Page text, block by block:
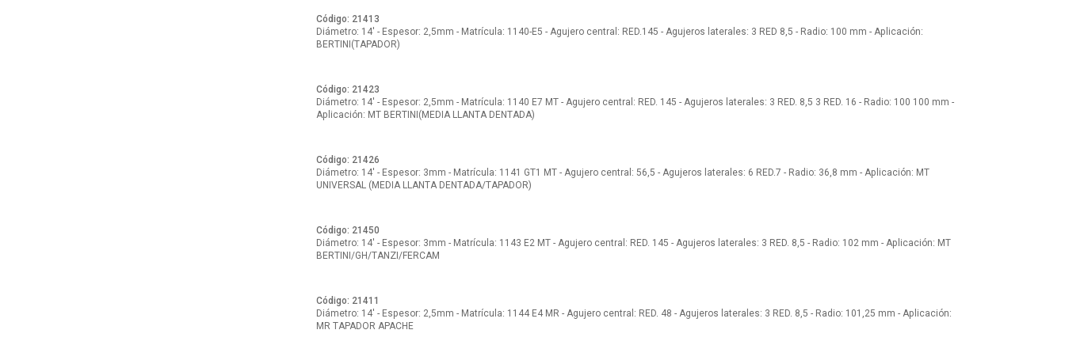
Código: 21413
Diámetro: 14' - Espesor: 2,5mm - Matrícula: 1140-E5 - Agujero central: RED.145 - Agujeros laterales: 3 RED 8,5 - Radio: 100 mm - Aplicación:
BERTINI(TAPADOR)
Código: 21423
Diámetro: 14' - Espesor: 2,5mm - Matrícula: 1140 E7 MT - Agujero central: RED. 145 - Agujeros laterales: 3 RED. 8,5 3 RED. 16 - Radio: 100 100 mm -
Aplicación: MT BERTINI(MEDIA LLANTA DENTADA)
Código: 21426
Diámetro: 14' - Espesor: 3mm - Matrícula: 1141 GT1 MT - Agujero central: 56,5 - Agujeros laterales: 6 RED.7 - Radio: 36,8 mm - Aplicación: MT
UNIVERSAL (MEDIA LLANTA DENTADA/TAPADOR)
Código: 21450
Diámetro: 14' - Espesor: 3mm - Matrícula: 1143 E2 MT - Agujero central: RED. 145 - Agujeros laterales: 3 RED. 8,5 - Radio: 102 mm - Aplicación: MT
BERTINI/GH/TANZI/FERCAM
Código: 21411
Diámetro: 14' - Espesor: 2,5mm - Matrícula: 1144 E4 MR - Agujero central: RED. 48 - Agujeros laterales: 3 RED. 8,5 - Radio: 101,25 mm - Aplicación:
MR TAPADOR APACHE